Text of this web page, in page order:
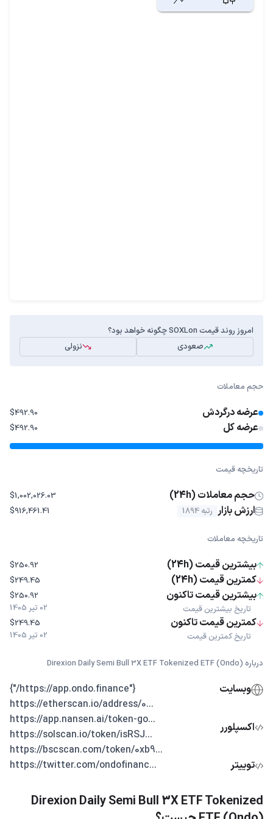
امروز روند قیمت SOXLon چگونه خواهد بود؟
صعودی
نزولی
حجم معاملات
عرضه درگردش $492.90
عرضه کل $492.90
تاریخچه قیمت
حجم معاملات (24h) $1,002,026.03
ارزش بازار رتبه 1894 $916,461.41
تاریخچه معاملات
بیشترین قیمت (24h) $250.92
کمترین قیمت (24h) $249.45
بیشترین قیمت تاکنون
تاریخ بیشترین قیمت
$250.92
02 تیر 1405
کمترین قیمت تاکنون
تاریخ کمترین قیمت
$249.45
02 تیر 1405
درباره Direxion Daily Semi Bull 3X ETF Tokenized ETF (Ondo)
وبسایت {"https://app.ondo.finance/"}
اکسپلورر
...https://etherscan.io/address/0
...https://app.nansen.ai/token-go
...https://solscan.io/token/isRSJ
...https://bscscan.com/token/0xb9
توییتر
...https://twitter.com/ondofinanc
Direxion Daily Semi Bull 3X ETF Tokenized